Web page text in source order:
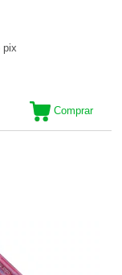
no pix
Comprar